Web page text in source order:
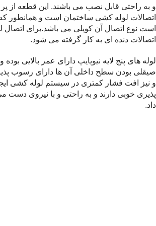
و به راحتی قابل نصب می باشند. این قطعه از پر
اتصالات لوله کشی ساختمان است و همانطور
است نوع اتصال آن کوپلی می باشد.برای اتصال
اتصالات دنده ای به کار گرفته می شود.
لوله های پنج لایه نیوپایپ دارای عمر بالایی
صیقلی بودن سطح داخلی آن ها دارای رسوب
و نیز افت فشار کمتری در سیستم لوله کشی
پذیری خوبی دارند و به راحتی و با نیروی دست
داد.